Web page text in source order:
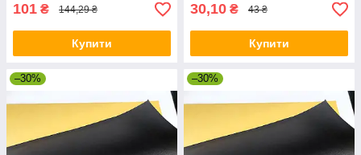
101 ₴ 144,29 ₴
Купити
30,10 ₴ 43 ₴
Купити
–30% –30%